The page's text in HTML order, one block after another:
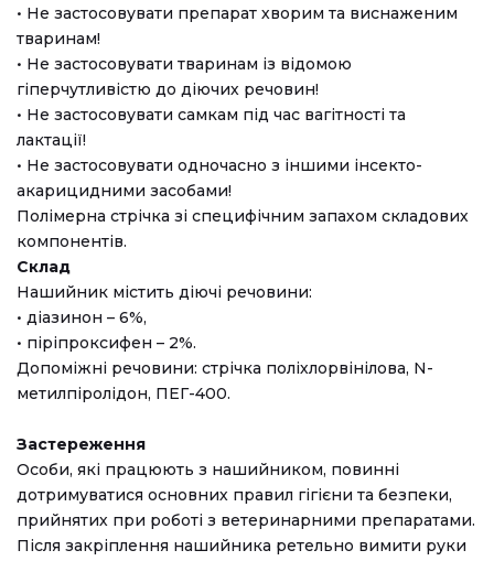
• Не застосовувати препарат хворим та виснаженим
тваринам!
• Не застосовувати тваринам із відомою
гіперчутливістю до діючих речовин!
• Не застосовувати самкам під час вагітності та
лактації!
• Не застосовувати одночасно з іншими інсекто-
акарицидними засобами!
Полімерна стрічка зі специфічним запахом складових
компонентів.
Склад
Нашийник містить діючі речовини:
• діазинон – 6%,
• піріпроксифен – 2%.
Допоміжні речовини: стрічка поліхлорвінілова, N-
метилпіролідон, ПЕГ-400.
Застереження
Особи, які працюють з нашийником, повинні
дотримуватися основних правил гігієни та безпеки,
прийнятих при роботі з ветеринарними препаратами.
Після закріплення нашийника ретельно вимити руки